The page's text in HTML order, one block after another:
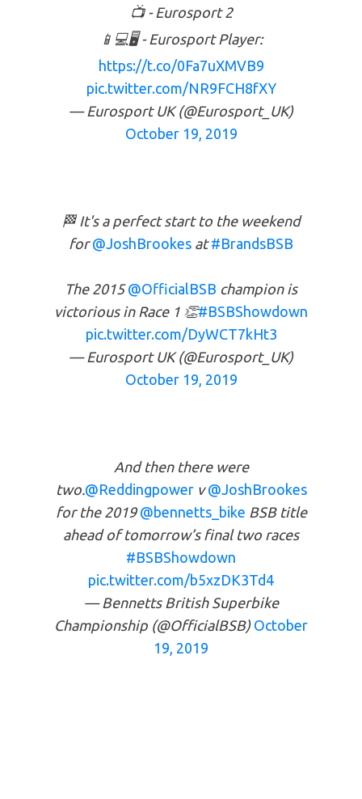
📺 - Eurosport 2
📱💻🖥 - Eurosport Player:
https://t.co/0Fa7uXMVB9
pic.twitter.com/NR9FCH8fXY
— Eurosport UK (@Eurosport_UK)
October 19, 2019
🏁 It's a perfect start to the weekend
for@JoshBrookes at#BrandsBSB
The 2015@OfficialBSB champion is
victorious in Race 1 👏#BSBShowdown
pic.twitter.com/DyWCT7kHt3
— Eurosport UK (@Eurosport_UK)
October 19, 2019
And then there were
two. @Reddingpowerv@JoshBrookes
for the 2019@bennetts_bike BSB title
ahead of tomorrow’s final two races
#BSBShowdown
pic.twitter.com/b5xzDK3Td4
— Bennetts British Superbike
Championship (@OfficialBSB) October
19, 2019